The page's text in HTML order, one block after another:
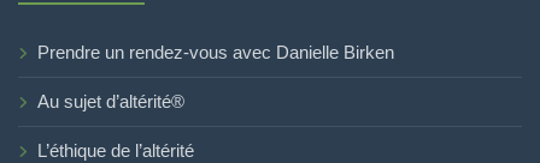
Prendre un rendez-vous avec Danielle Birken
Au sujet d’altérité®
L’éthique de l’altérité